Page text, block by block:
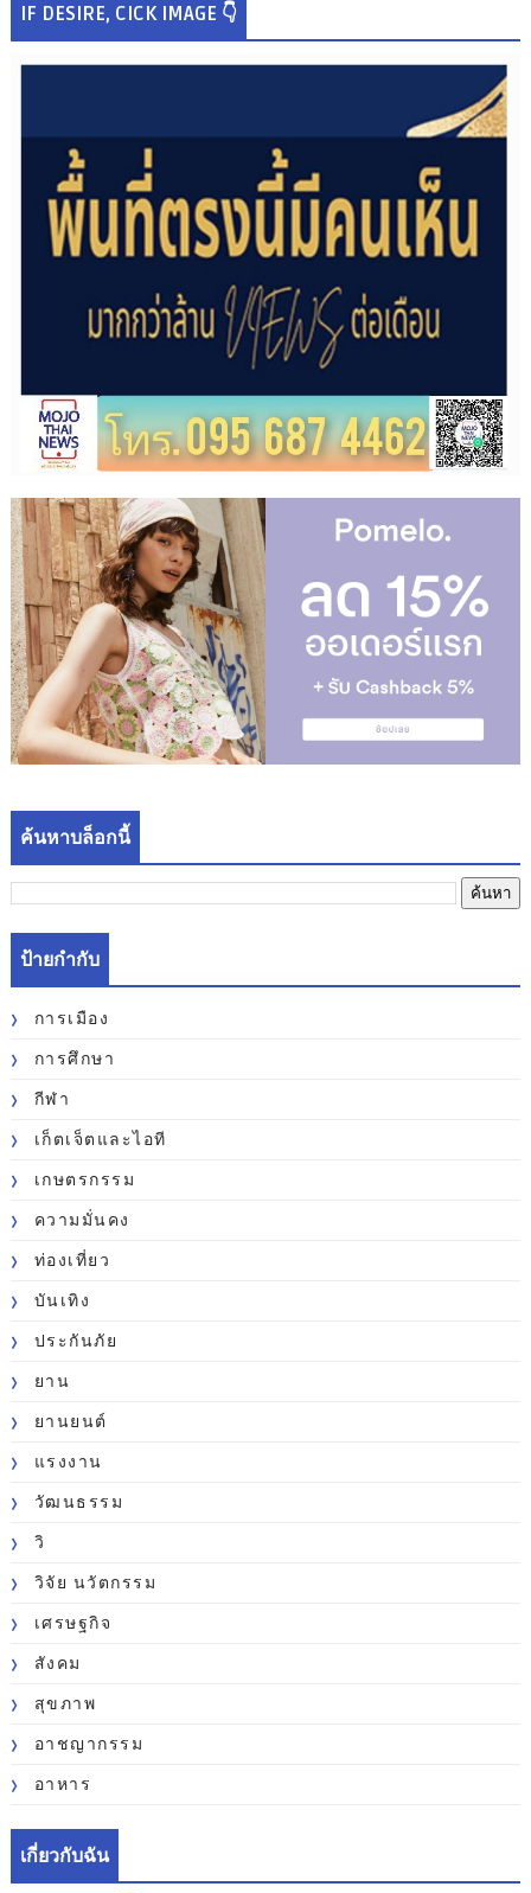
IF DESIRE, CICK IMAGE 👇
ค้นหาบล็อกนี้
ป้ายกำกับ
การเมือง
การศึกษา
กีฬา
เก็ตเจ็ตและไอที
เกษตรกรรม
ความมั่นคง
ท่องเที่ยว
บันเทิง
ประกันภัย
ยาน
ยานยนต์
แรงงาน
วัฒนธรรม
วิ
วิจัย นวัตกรรม
เศรษฐกิจ
สังคม
สุขภาพ
อาชญากรรม
อาหาร
เกี่ยวกับฉัน